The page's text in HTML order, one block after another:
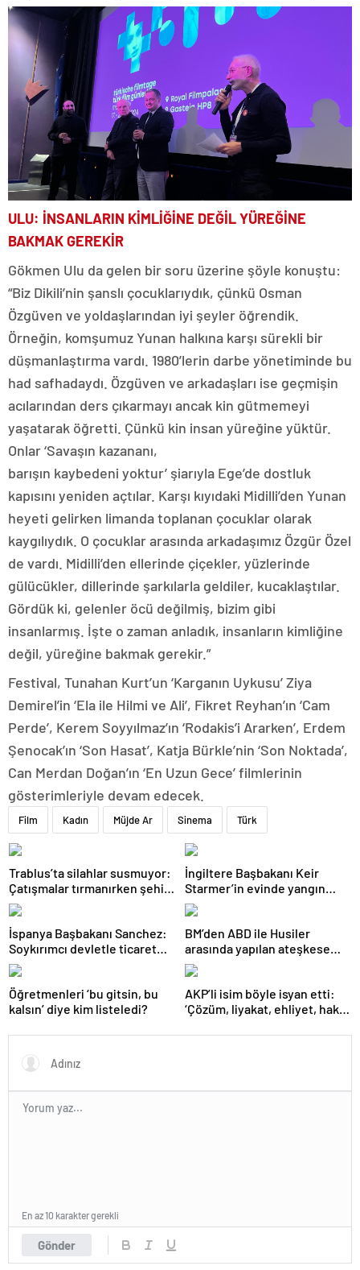
ULU: İNSANLARIN KİMLİĞİNE DEĞİL YÜREĞİNE
BAKMAK GEREKİR
Gökmen Ulu da gelen bir soru üzerine şöyle konuştu:
“Biz Dikili’nin şanslı çocuklarıydık, çünkü Osman
Özgüven ve yoldaşlarından iyi şeyler öğrendik.
Örneğin, komşumuz Yunan halkına karşı sürekli bir
düşmanlaştırma vardı. 1980’lerin darbe yönetiminde bu
had safhadaydı. Özgüven ve arkadaşları ise geçmişin
acılarından ders çıkarmayı ancak kin gütmemeyi
yaşatarak öğretti. Çünkü kin insan yüreğine yüktür.
Onlar ‘Savaşın kazananı,
barışın kaybedeni yoktur’ şiarıyla Ege’de dostluk
kapısını yeniden açtılar. Karşı kıyıdaki Midilli’den Yunan
heyeti gelirken limanda toplanan çocuklar olarak
kaygılıydık. O çocuklar arasında arkadaşımız Özgür Özel
de vardı. Midilli’den ellerinde çiçekler, yüzlerinde
gülücükler, dillerinde şarkılarla geldiler, kucaklaştılar.
Gördük ki, gelenler öcü değilmiş, bizim gibi
insanlarmış. İşte o zaman anladık, insanların kimliğine
değil, yüreğine bakmak gerekir.”
Festival, Tunahan Kurt’un ‘Karganın Uykusu’ Ziya
Demirel’in ‘Ela ile Hilmi ve Ali’, Fikret Reyhan’ın ‘Cam
Perde’, Kerem Soyyılmaz’ın ‘Rodakis’i Ararken’, Erdem
Şenocak’ın ‘Son Hasat’, Katja Bürkle’nin ‘Son Noktada’,
Can Merdan Doğan’ın ‘En Uzun Gece’ filmlerinin
gösterimleriyle devam edecek.
Film Kadın Müjde Ar Sinema Türk
Trablus’ta silahlar susmuyor:
Çatışmalar tırmanırken şehir
alarmda
İngiltere Başbakanı Keir
Starmer’in evinde yangın
çıktı
İspanya Başbakanı Sanchez:
Soykırımcı devletle ticaret
yapmayız
BM’den ABD ile Husiler
arasında yapılan ateşkese
ilişkin değerlendirme
Öğretmenleri ‘bu gitsin, bu
kalsın’ diye kim listeledi?
AKP’li isim böyle isyan etti:
‘Çözüm, liyakat, ehliyet, hak,
Gönder
En az 10 karakter gerekli